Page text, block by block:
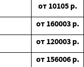
от 10105 р.
от 160003 р.
от 120003 р.
от 156006 р.